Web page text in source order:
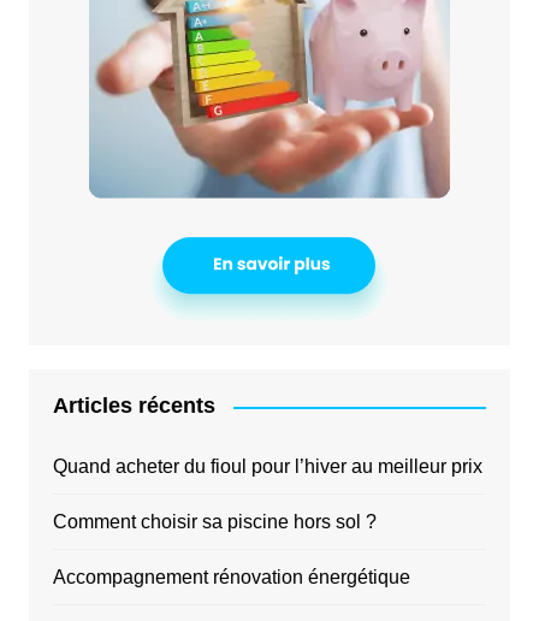
Articles récents
Quand acheter du fioul pour l’hiver au meilleur prix
Comment choisir sa piscine hors sol ?
Accompagnement rénovation énergétique